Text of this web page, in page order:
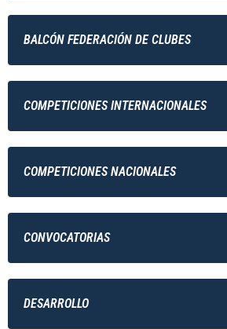
BALCÓN FEDERACIÓN DE CLUBES
COMPETICIONES INTERNACIONALES
COMPETICIONES NACIONALES
CONVOCATORIAS
DESARROLLO